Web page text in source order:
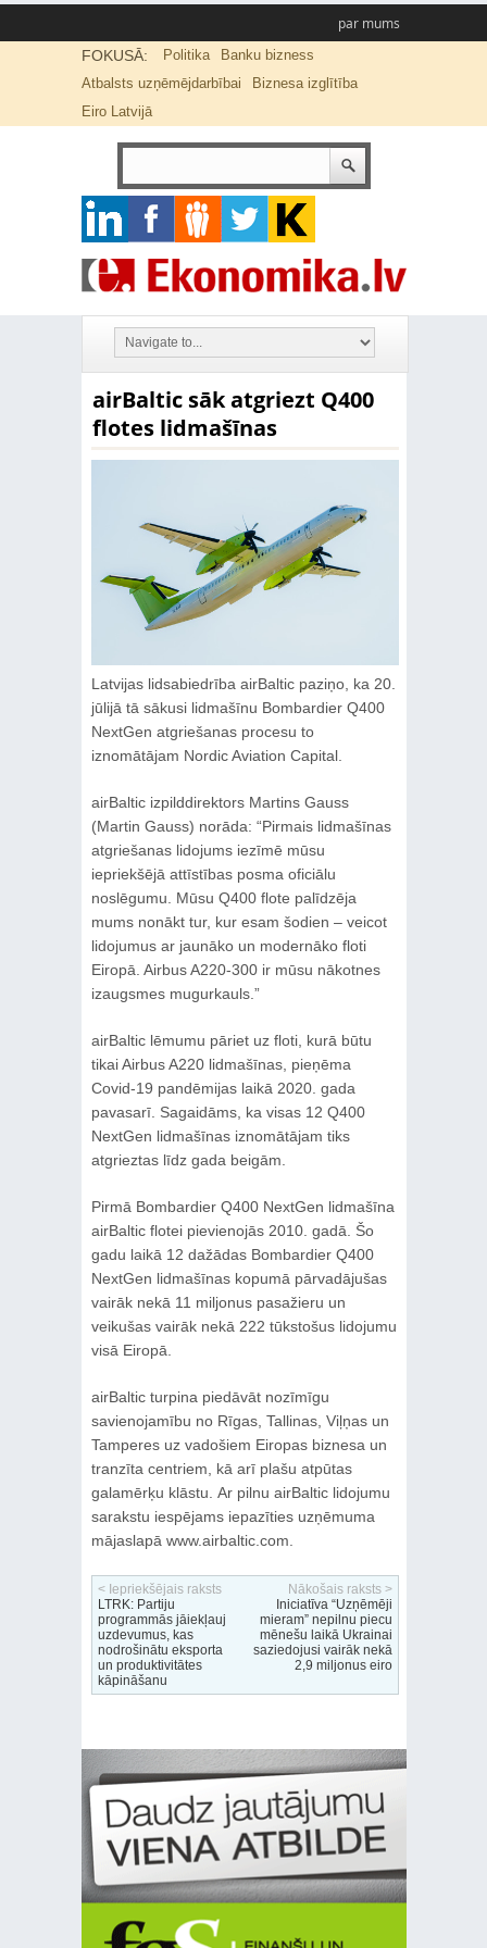
par mums
FOKUSĀ: Politika
Banku bizness
Atbalsts uzņēmējdarbībai
Biznesa izglītība
Eiro Latvijā
airBaltic sāk atgriezt Q400
flotes lidmašīnas
Latvijas lidsabiedrība airBaltic paziņo, ka 20.
jūlijā tā sākusi lidmašīnu Bombardier Q400
NextGen atgriešanas procesu to
iznomātājam Nordic Aviation Capital.
airBaltic izpilddirektors Martins Gauss
(Martin Gauss) norāda: “Pirmais lidmašīnas
atgriešanas lidojums iezīmē mūsu
iepriekšējā attīstības posma oficiālu
noslēgumu. Mūsu Q400 flote palīdzēja
mums nonākt tur, kur esam šodien – veicot
lidojumus ar jaunāko un modernāko floti
Eiropā. Airbus A220-300 ir mūsu nākotnes
izaugsmes mugurkauls.”
airBaltic lēmumu pāriet uz floti, kurā būtu
tikai Airbus A220 lidmašīnas, pieņēma
Covid-19 pandēmijas laikā 2020. gada
pavasarī. Sagaidāms, ka visas 12 Q400
NextGen lidmašīnas iznomātājam tiks
atgrieztas līdz gada beigām.
Pirmā Bombardier Q400 NextGen lidmašīna
airBaltic flotei pievienojās 2010. gadā. Šo
gadu laikā 12 dažādas Bombardier Q400
NextGen lidmašīnas kopumā pārvadājušas
vairāk nekā 11 miljonus pasažieru un
veikušas vairāk nekā 222 tūkstošus lidojumu
visā Eiropā.
airBaltic turpina piedāvāt nozīmīgu
savienojamību no Rīgas, Tallinas, Viļņas un
Tamperes uz vadošiem Eiropas biznesa un
tranzīta centriem, kā arī plašu atpūtas
galamērķu klāstu. Ar pilnu airBaltic lidojumu
sarakstu iespējams iepazīties uzņēmuma
mājaslapā www.airbaltic.com.
< Iepriekšējais raksts
LTRK: Partiju
programmās jāiekļauj
uzdevumus, kas
nodrošinātu eksporta
un produktivitātes
kāpināšanu
Nākošais raksts >
Iniciatīva “Uzņēmēji
mieram” nepilnu piecu
mēnešu laikā Ukrainai
saziedojusi vairāk nekā
2,9 miljonus eiro